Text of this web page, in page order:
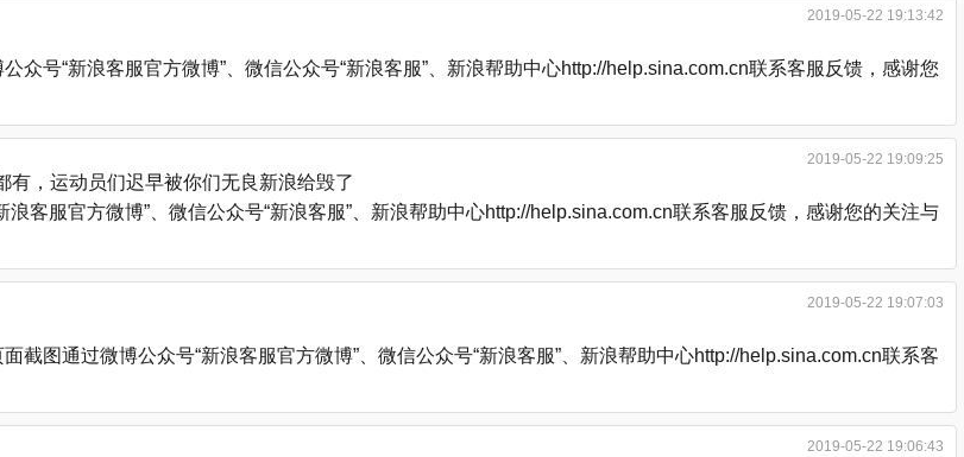
2019-05-22 19:13:42
众号“新浪客服官方微博”、微信公众号“新浪客服”、新浪帮助中心http://help.sina.com.cn联系客服反馈，感谢您
2019-05-22 19:09:25
，运动员们迟早被你们无良新浪给毁了
客服官方微博”、微信公众号“新浪客服”、新浪帮助中心http://help.sina.com.cn联系客服反馈，感谢您的关注与
2019-05-22 19:07:03
图通过微博公众号“新浪客服官方微博”、微信公众号“新浪客服”、新浪帮助中心http://help.sina.com.cn联系客
2019-05-22 19:06:43